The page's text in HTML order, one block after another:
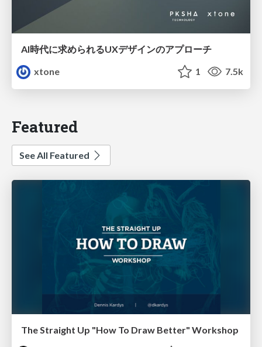
AI時代に求められるUXデザインのアプローチ
xtone
1 7.5k
Featured
See All Featured
The Straight Up "How To Draw Better" Workshop